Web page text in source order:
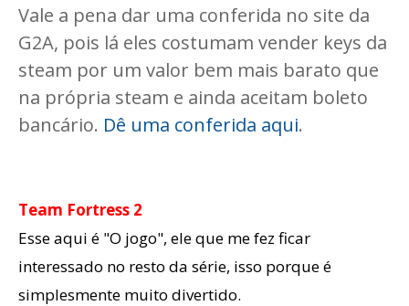
Vale a pena dar uma conferida no site da
G2A, pois lá eles costumam vender keys da
steam por um valor bem mais barato que
na própria steam e ainda aceitam boleto
bancário. Dê uma conferida aqui.
Team Fortress 2
Esse aqui é "O jogo", ele que me fez ficar
interessado no resto da série, isso porque é
simplesmente muito divertido.